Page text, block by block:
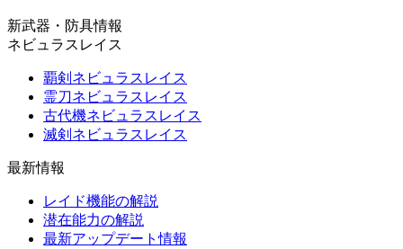
新武器・防具情報
ネビュラスレイス
覇剣ネビュラスレイス
霊刀ネビュラスレイス
古代機ネビュラスレイス
滅剣ネビュラスレイス
最新情報
レイド機能の解説
潜在能力の解説
最新アップデート情報